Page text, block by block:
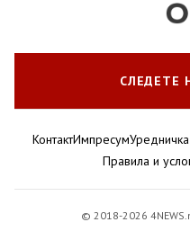
СЛЕДЕТЕ
КонтактИмпресум
Правила и
© 2018-2026